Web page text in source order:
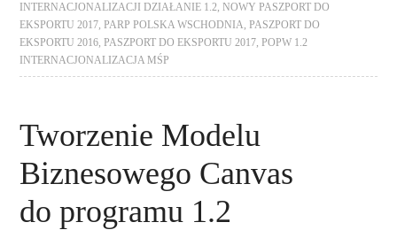
INTERNACJONALIZACJI DZIAŁANIE 1.2 ,NOWY PASZPORT DO
EKSPORTU 2017 ,PARP POLSKA WSCHODNIA ,PASZPORT DO
EKSPORTU 2016 ,PASZPORT DO EKSPORTU 2017 ,POPW 1.2
INTERNACJONALIZACJA MŚP
Tworzenie Modelu
Biznesowego Canvas
do programu 1.2